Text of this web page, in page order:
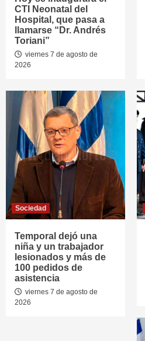
CTI Neonatal del
Hospital, que pasa a
llamarse “Dr. Andrés
Toriani”
viernes 7 de agosto de
2026
Sociedad
Temporal dejó una
niña y un trabajador
lesionados y más de
100 pedidos de
asistencia
viernes 7 de agosto de
2026